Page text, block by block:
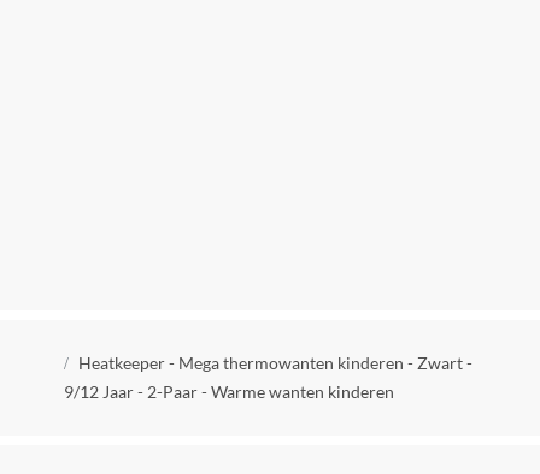
Kruimelpad
Heatkeeper - Mega thermowanten kinderen - Zwart -
9/12 Jaar - 2-Paar - Warme wanten kinderen